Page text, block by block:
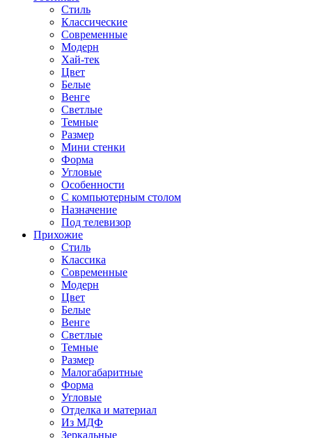
Стиль
Классические
Современные
Модерн
Хай-тек
Цвет
Белые
Венге
Светлые
Темные
Размер
Мини стенки
Форма
Угловые
Особенности
С компьютерным столом
Назначение
Под телевизор
Прихожие
Стиль
Классика
Современные
Модерн
Цвет
Белые
Венге
Светлые
Темные
Размер
Малогабаритные
Форма
Угловые
Отделка и материал
Из МДФ
Зеркальные